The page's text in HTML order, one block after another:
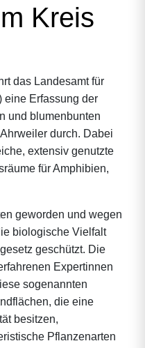
Kreis
das Landesamt für
eine Erfassung der
und blumenbunten
durch. Dabei
extensiv genutzte
für Amphibien,
geworden und wegen
biologische Vielfalt
geschützt. Die
Expertinnen
sogenannten
die eine
besitzen,
Pflanzenarten